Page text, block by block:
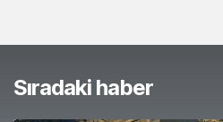
Sıradaki haber